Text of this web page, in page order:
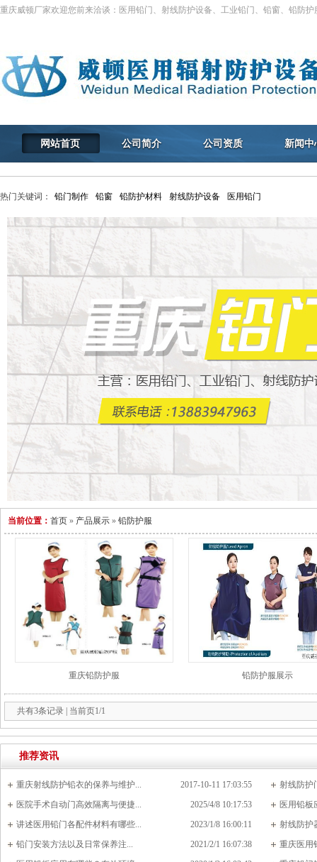
重庆威顿厂家欢迎您前来洽谈：医用铅门、射线防护设备、工业铅门、铅窗、铅防
网站首页 公司简介 公司资质 新闻中
热门关键词： 铅门制作 铅窗 铅防护材料 射线防护设备 医用铅门
当前位置： 首页 » 产品展示 » 铅防护服
重庆铅防护服 铅防护服展示
共有3条记录 | 当前页1/1
推荐资讯
2017-10-11 17:03:55
重庆射线防护铅衣的保养与维护...
射线防护
2025/4/8 10:17:53
医院手术自动门高效隔离与便捷...
医用铅板
2023/1/8 16:00:11
讲述医用铅门各配件材料有哪些...
射线防护
2021/2/1 16:07:38
铅门安装方法以及日常保养注...
重庆医用